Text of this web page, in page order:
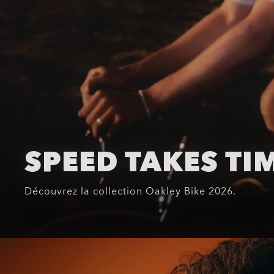
SPEED TAKES
Découvrez la collection Oakley Bike 2026.